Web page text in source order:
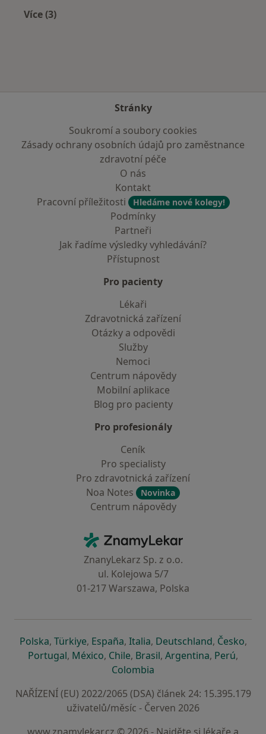
Více (3)
Stránky
Soukromí a soubory cookies
Zásady ochrany osobních údajů pro zaměstnance
zdravotní péče
O nás
Kontakt
Pracovní příležitosti
Hledáme nové kolegy!
Podmínky
Partneři
Jak řadíme výsledky vyhledávání?
Přístupnost
Pro pacienty
Lékaři
Zdravotnická zařízení
Otázky a odpovědi
Služby
Nemoci
Centrum nápovědy
Mobilní aplikace
Blog pro pacienty
Pro profesionály
Ceník
Pro specialisty
Pro zdravotnická zařízení
Noa Notes
Novinka
Centrum nápovědy
ZnamyLekar - Hlavní stránka
ZnanyLekarz Sp. z o.o.
ul. Kolejowa 5/7
01-217 Warszawa, Polska
Polskase otevře v nové záložce
, Türkiyese otevře v nové záložce
, Españase otevře v nové záložce
, Italiase otevře v nové záložce
, Deutschlandse otevře v
, Českose
,
Portugalse otevře v nové záložce
, Méxicose otevře v nové záložce
, Chilese otevře v nové záložce
, Brasilse otevře v nové
, Argentinase otevře v
, Perúse
,
Colombia
NAŘÍZENÍ (EU) 2022/2065 (DSA) článek 24: 15.395.179
uživatelů/měsíc - Červen 2026